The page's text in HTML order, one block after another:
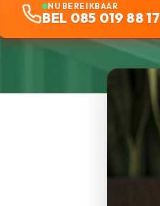
NU BEREIKBAAR
BEL 085 019 88 17